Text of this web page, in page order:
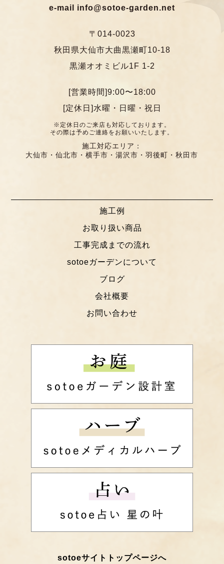
e-mail info@sotoe-garden.net
〒014-0023
秋田県大仙市大曲黒瀬町10-18
黒瀬オオミビル1F 1-2
[営業時間]9:00〜18:00
[定休日]水曜・日曜・祝日
※定休日のご来店も対応しております。
その際は予めご連絡をお願いいたします。
施工対応エリア：
大仙市・仙北市・横手市・湯沢市・羽後町・秋田市
施工例
お取り扱い商品
工事完成までの流れ
sotoeガーデンについて
ブログ
会社概要
お問い合わせ
sotoeサイトトップページへ